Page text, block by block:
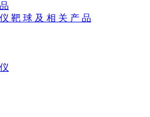
靶 球 及 相 关 产 品